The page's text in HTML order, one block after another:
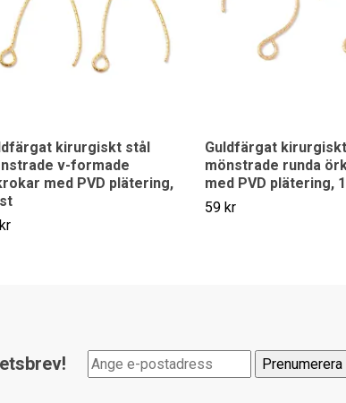
kirurgiskt stål
v-formade
med PVD plätering,
Guldfärgat
mönstrade runda
med PVD plätering,
59 kr